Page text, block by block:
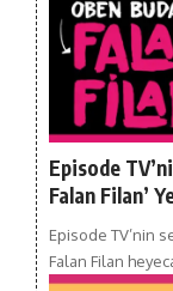
Episode
Falan Filan’
Episode TV’nin
Falan Filan